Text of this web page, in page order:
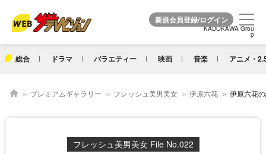
KADOKAWA Grou
p
総合 ドラマ バラエティー 映画 音楽 アニメ・
KADOKAWA Grou
p
プレミアムギャラリー フレッシュ美男美女 伊原六花 伊原六花
フレッシュ美男美女 File No.022